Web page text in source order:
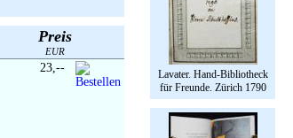
Lavater. Hand-Bibliotheck
für Freunde. Zürich 1790
Preis
EUR
23,--